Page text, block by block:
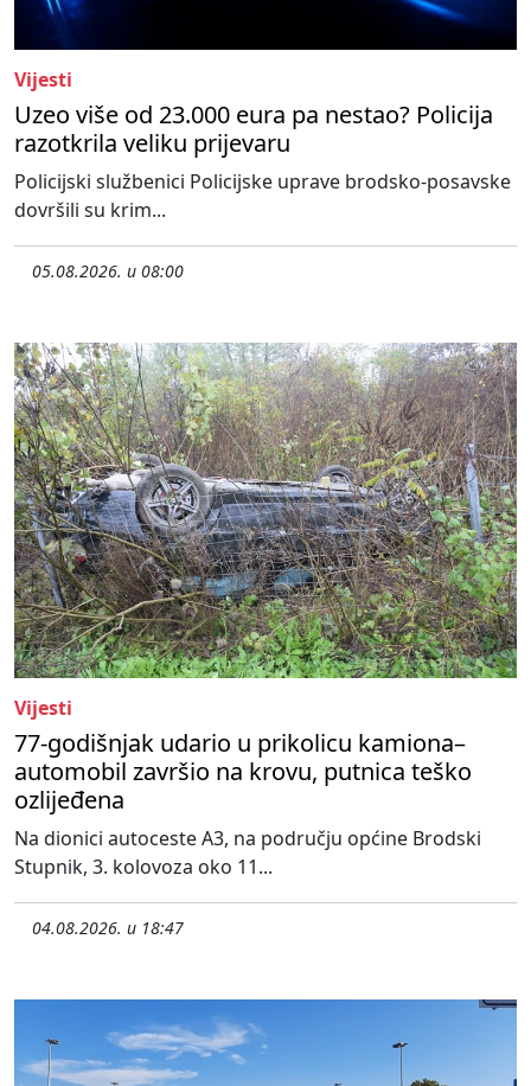
Vijesti
Uzeo više od 23.000 eura pa nestao? Policija
razotkrila veliku prijevaru
Policijski službenici Policijske uprave brodsko-posavske
dovršili su krim...
05.08.2026. u 08:00
Vijesti
77-godišnjak udario u prikolicu kamiona–
automobil završio na krovu, putnica teško
ozlijeđena
Na dionici autoceste A3, na području općine Brodski
Stupnik, 3. kolovoza oko 11...
04.08.2026. u 18:47